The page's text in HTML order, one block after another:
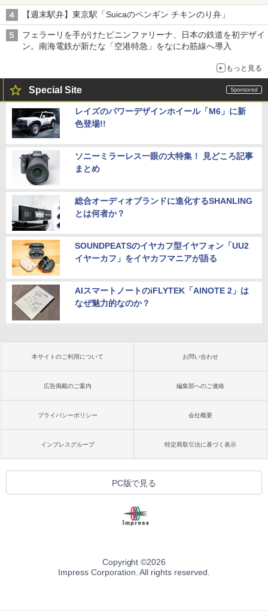
【週末駅弁】東京駅「Suicaのペンギン チキンのり弁」
フェラーリを手がけたピニンファリーナ、日本の鉄道を初デザイ
ン。南海電鉄が新たな「空港特急」をなにわ筋線へ導入
もっと見る
Special Site
レイズのパワーデザインホイール「M6」に新
色登場!!
ソニーミラーレス一眼の大特集！ 見どころ記事
まとめ
総合オーディオブランドに進化するSHANLING
とは何者か？
SOUNDPEATSのイヤカフ型イヤフォン「UU2
イヤーカフ」をイヤカフマニアが語る
AIスマートノートのiFLYTEK「AINOTE 2」は
なぜ魅力的なのか？
本サイトのご利用について お問い合わせ
広告掲載のご案内 編集部へのご連絡
プライバシーポリシー 会社概要
インプレスグループ 特定商取引法に基づく表示
PC版で見る
Copyright ©2026
Impress Corporation. All rights reserved.